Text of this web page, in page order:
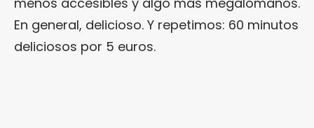
En general, delicioso. Y repetimos: 60 minutos
deliciosos por 5 euros.